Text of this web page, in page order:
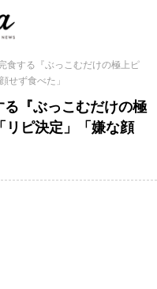
食する『ぶっこむだけの極上ピ
せず食べた」
『ぶっこむだけの極
リピ決定」「嫌な顔